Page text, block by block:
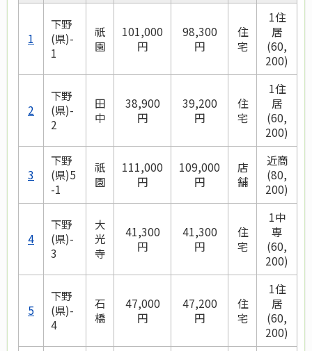
1
下野
(県)-
1
祇
園
101,000
円
98,300
円
住
宅
1住
居
(60,
200)
2
下野
(県)-
2
田
中
38,900
円
39,200
円
住
宅
1住
居
(60,
200)
3
下野
(県)5
-1
祇
園
111,000
円
109,000
円
店
舗
近商
(80,
200)
4
下野
(県)-
3
大
光
寺
41,300
円
41,300
円
住
宅
1中
専
(60,
200)
5
下野
(県)-
4
石
橋
47,000
円
47,200
円
住
宅
1住
居
(60,
200)